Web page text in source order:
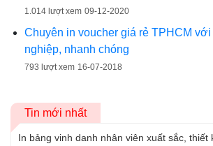
1.014 lượt xem 09-12-2020
Chuyên in voucher giá rẻ TPHCM
nghiệp, nhanh chóng
793 lượt xem 16-07-2018
Tin mới nhất
In bảng vinh danh nhân viên xuất sắc, thiết